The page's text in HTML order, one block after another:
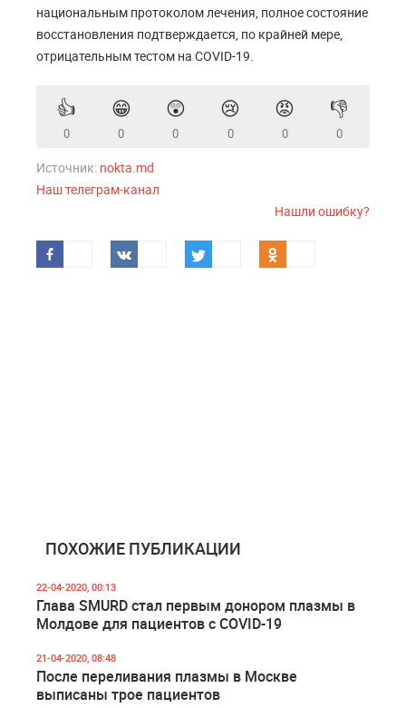
национальным протоколом лечения, полное состояние
восстановления подтверждается, по крайней мере,
отрицательным тестом на COVID-19.
👍
0
😁
0
😲
0
😢
0
😡
0
👎
0
Источник: nokta.md
Наш телеграм-канал
Нашли ошибку?
ПОХОЖИЕ ПУБЛИКАЦИИ
22-04-2020, 00:13
Глава SMURD стал первым донором плазмы в
Молдове для пациентов с COVID-19
21-04-2020, 08:48
После переливания плазмы в Москве
выписаны трое пациентов